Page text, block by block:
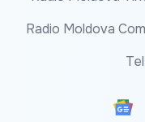
Radio Moldova